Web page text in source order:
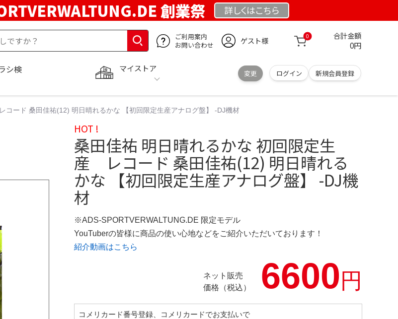
創業祭 詳しくはこちら
ご利用案内
お問い合わせ
ゲスト様 0 合計金額
0円
マイストア
変更 ログイン 新規会員登録
シ検
ード 桑田佳祐(12) 明日晴れるかな 【初回限定生産アナログ盤】 -DJ機材
HOT !
桑田佳祐 明日晴れるかな 初回限定生
産 レコード 桑田佳祐(12) 明日晴れる
かな 【初回限定生産アナログ盤】 -DJ機
材
※ADS-SPORTVERWALTUNG.DE 限定モデル
YouTuberの皆様に商品の使い心地などをご紹介いただいております！
紹介動画はこちら
ネット販売
価格（税込）
6600円
コメリカード番号登録、コメリカードでお支払いで